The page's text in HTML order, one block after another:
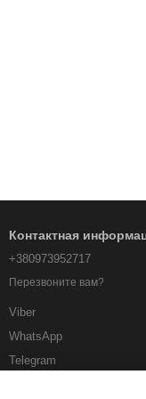
Контактная
+380973952717
Перезвоните вам?
Viber
WhatsApp
Telegram